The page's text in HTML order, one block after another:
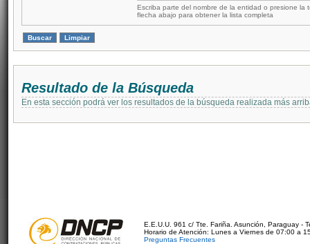
Escriba parte del nombre de la entidad o presione la
flecha abajo para obtener la lista completa
Resultado de la Búsqueda
En esta sección podrá ver los resultados de la búsqueda realizada más
E.E.U.U. 961 c/ Tte. Fariña. Asunción, Paraguay -
Horario de Atención: Lunes a Viernes de 07:00 a
Preguntas Frecuentes